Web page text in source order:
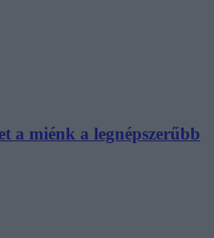
a miénk a legnépszerűbb